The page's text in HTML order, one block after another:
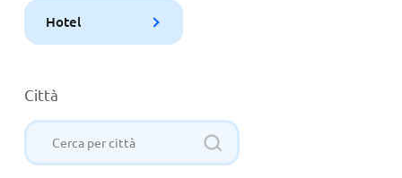
Hotel
Città